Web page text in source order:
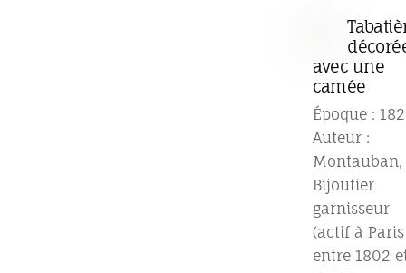
avec une
camée
Époque :
Auteur :
Montauban,
Bijoutier
garnisseur
(actif à Paris
entre 1802